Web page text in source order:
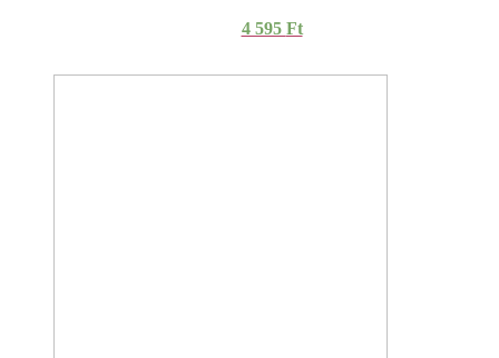
4 595 Ft